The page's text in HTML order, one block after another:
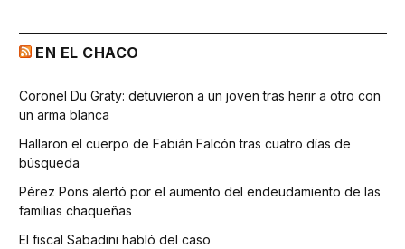
EN EL CHACO
Coronel Du Graty: detuvieron a un joven tras herir a otro con
un arma blanca
Hallaron el cuerpo de Fabián Falcón tras cuatro días de
búsqueda
Pérez Pons alertó por el aumento del endeudamiento de las
familias chaqueñas
El fiscal Sabadini habló del caso